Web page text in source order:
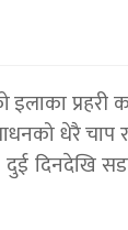
प्रहरी
धेरै
। दुई दिनदेखि